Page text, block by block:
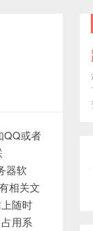
QQ或者
器软
相关文
随时
用系